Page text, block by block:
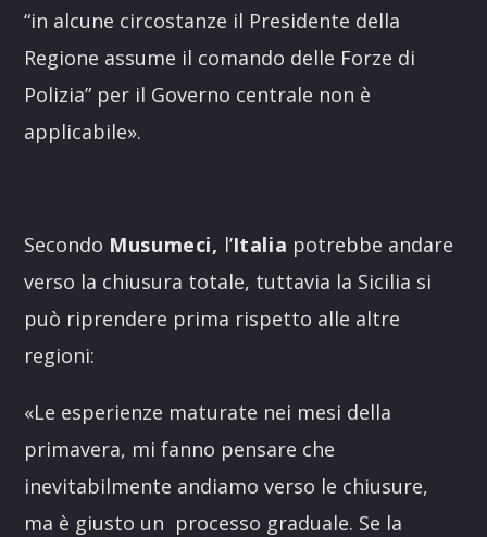
“in alcune circostanze il Presidente della
Regione assume il comando delle Forze di
Polizia” per il Governo centrale non è
applicabile».
Secondo Musumeci, l’Italia potrebbe andare
verso la chiusura totale, tuttavia la Sicilia si
può riprendere prima rispetto alle altre
regioni:
«Le esperienze maturate nei mesi della
primavera, mi fanno pensare che
inevitabilmente andiamo verso le chiusure,
ma è giusto un processo graduale. Se la